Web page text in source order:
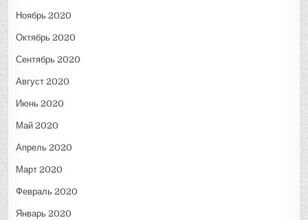
Ноябрь 2020
Октябрь 2020
Сентябрь 2020
Август 2020
Июнь 2020
Май 2020
Апрель 2020
Март 2020
Февраль 2020
Январь 2020